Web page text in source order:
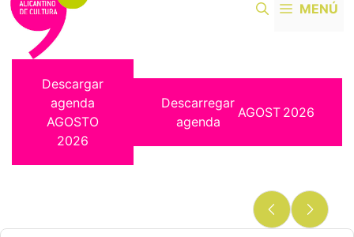
MENÚ
Descargar
agenda
AGOSTO
2026
Descarregar
agenda
AGOST 2026